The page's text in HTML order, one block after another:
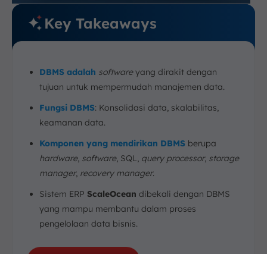
Key Takeaways
DBMS adalah softwareyang dirakit dengan
tujuan untuk mempermudah manajemen data.
Fungsi DBMS: Konsolidasi data, skalabilitas,
keamanan data.
Komponen yang mendirikan DBMS berupa
hardware, software, SQL, query processor, storage
manager, recovery manager.
Sistem ERP ScaleOcean dibekali dengan DBMS
yang mampu membantu dalam proses
pengelolaan data bisnis.